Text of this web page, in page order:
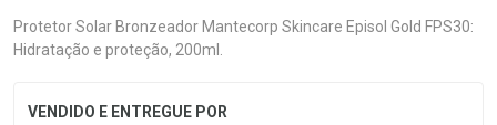
Protetor Solar Bronzeador Mantecorp Skincare Episol Gold FPS30:
Hidratação e proteção, 200ml.